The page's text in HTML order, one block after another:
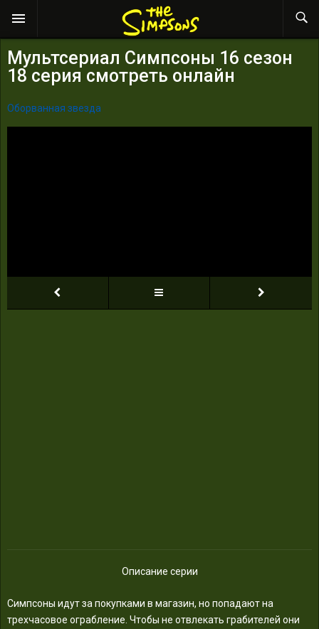
Мультсериал Симпсоны 16 сезон
18 серия смотреть онлайн
Оборванная звезда
Описание серии
Симпсоны идут за покупками в магазин, но попадают на
трехчасовое ограбление. Чтобы не отвлекать грабителей они